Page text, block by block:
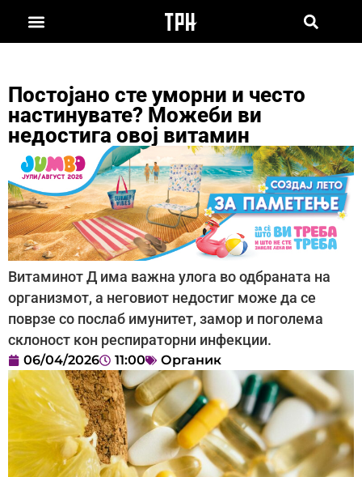
Постојано сте уморни и често
настинувате? Можеби ви
недостига овој витамин
Витаминот Д има важна улога во одбраната на
организмот, а неговиот недостиг може да се
поврзе со послаб имунитет, замор и поголема
склоност кон респираторни инфекции.
06/04/2026 11:00 Органик